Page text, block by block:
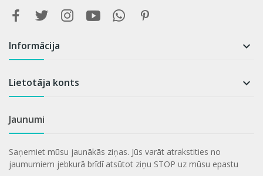
Informācija 
Lietotāja konts 
Jaunumi
Saņemiet mūsu jaunākās ziņas. Jūs varāt atrakstities no
jaumumiem jebkurā brīdī atsūtot ziņu STOP uz mūsu epastu